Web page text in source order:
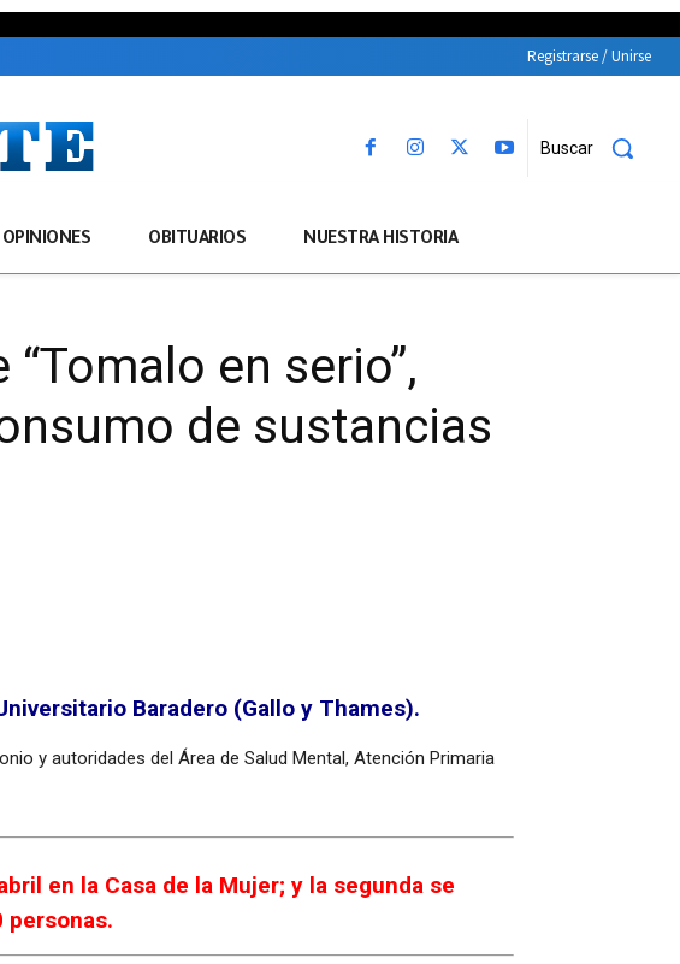
Registrarse / Unirse
Buscar
OPINIONES OBITUARIOS NUESTRA HISTORIA
en serio”,
de sustancias
Baradero (Gallo y Thames).
y autoridades del Área de Salud Mental, Atención Primaria
en la Casa de la Mujer; y la segunda se
personas.